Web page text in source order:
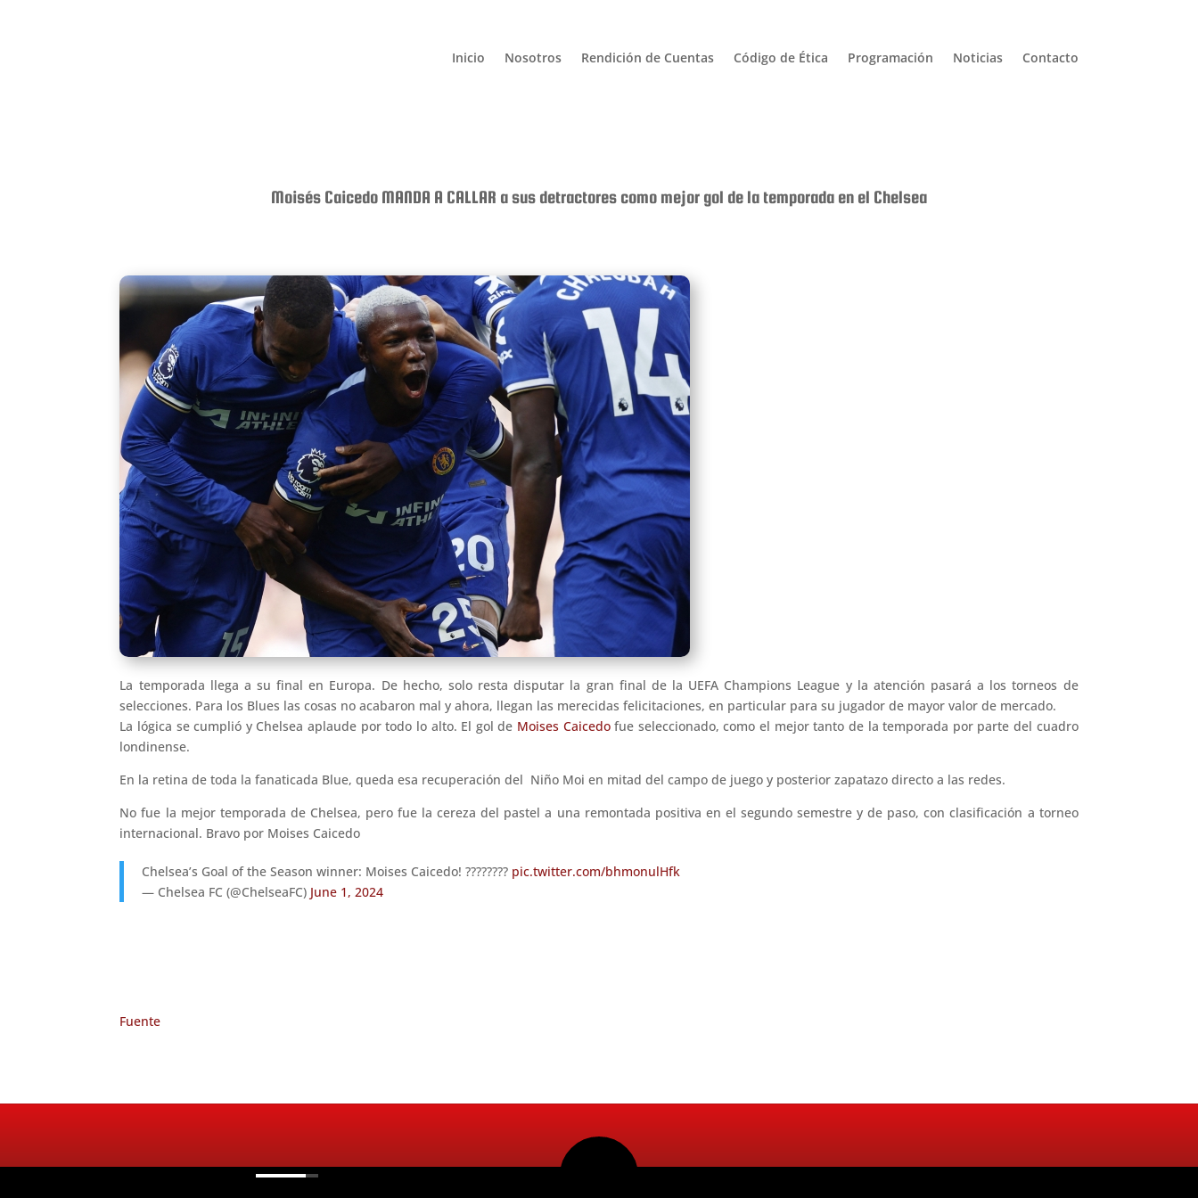
Inicio Nosotros Rendición de Cuentas Código de Ética Programación Noticias Contacto
Moisés Caicedo MANDA A CALLAR a sus detractores como mejor gol de la temporada en el Chelsea
La temporada llega a su final en Europa. De hecho, solo resta disputar la gran final de la UEFA Champions League y la atención pasará a los torneos de
selecciones. Para los Blues las cosas no acabaron mal y ahora, llegan las merecidas felicitaciones, en particular para su jugador de mayor valor de mercado.
La lógica se cumplió y Chelsea aplaude por todo lo alto. El gol de Moises Caicedofue seleccionado, como el mejor tanto de la temporada por parte del cuadro
londinense.
En la retina de toda la fanaticada Blue, queda esa recuperación del Niño Moi en mitad del campo de juego y posterior zapatazo directo a las redes.
No fue la mejor temporada de Chelsea, pero fue la cereza del pastel a una remontada positiva en el segundo semestre y de paso, con clasificación a torneo
internacional. Bravo por Moises Caicedo
Chelsea’s Goal of the Season winner: Moises Caicedo! ???????? pic.twitter.com/bhmonulHfk
— Chelsea FC (@ChelseaFC) June 1, 2024
Fuente